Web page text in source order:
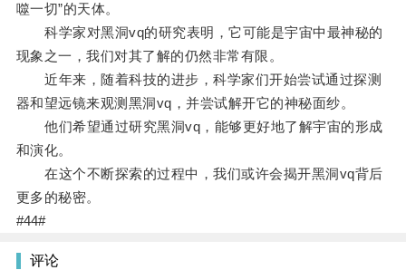
噬一切”的天体。
科学家对黑洞vq的研究表明，它可能是宇宙中最神秘的
现象之一，我们对其了解的仍然非常有限。
近年来，随着科技的进步，科学家们开始尝试通过探测
器和望远镜来观测黑洞vq，并尝试解开它的神秘面纱。
他们希望通过研究黑洞vq，能够更好地了解宇宙的形成
和演化。
在这个不断探索的过程中，我们或许会揭开黑洞vq背后
更多的秘密。
#44#
评论